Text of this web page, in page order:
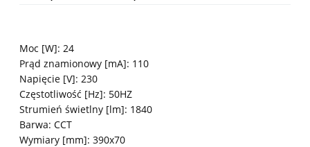
Moc [W]: 24
Prąd znamionowy [mA]: 110
Napięcie [V]: 230
Częstotliwość [Hz]: 50HZ
Strumień świetlny [lm]: 1840
Barwa: CCT
Wymiary [mm]: 390x70